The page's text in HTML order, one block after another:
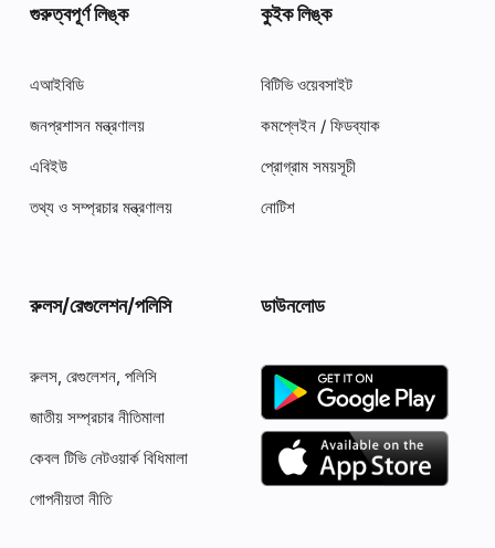
গুরুত্বপূর্ণ লিঙ্ক
এআইবিডি
জনপ্রশাসন মন্ত্রণালয়
এবিইউ
তথ্য ও সম্প্রচার মন্ত্রণালয়
কুইক লিঙ্ক
বিটিভি ওয়েবসাইট
কমপ্লেইন / ফিডব্যাক
প্রোগ্রাম সময়সূচী
নোটিশ
রুলস‍/রেগুলেশন/পলিসি
রুলস‍, রেগুলেশন, পলিসি
জাতীয় সম্প্রচার নীতিমালা
কেবল টিভি নেটওয়ার্ক বিধিমালা
গোপনীয়তা নীতি
ডাউনলোড